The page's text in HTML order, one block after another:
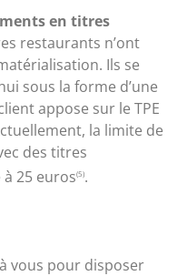
en titres
restaurants n’ont
Ils se
sous la forme d’une
appose sur le TPE
la limite de
des titres
25 euros(5).
vous pour disposer